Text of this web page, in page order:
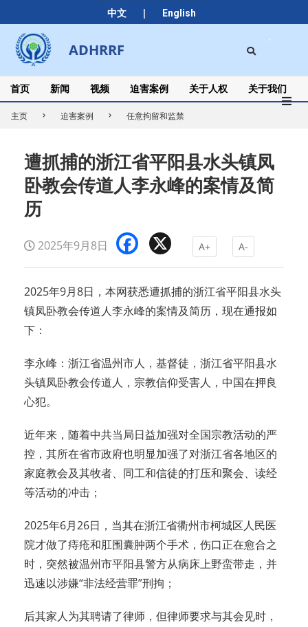
中文 | English
to
content
ADHRRF
Secondary
Navigation
Menu
首页 新闻 视频 迫害案例 关于人权 关于我们
主页 迫害案例 任意拘留和监禁
遭抓捕的浙江省平阳县水头镇凤
卧教会传道人李永峰的案情及简
历
2025年9月8日 Facebook A+ A-
2025年9月8日，本网获悉遭抓捕的浙江省平阳县水头
镇凤卧教会传道人李永峰的案情及简历，现在通报如
下：
李永峰：浙江省温州市人，基督徒，浙江省平阳县水
头镇凤卧教会传道人，宗教信仰受害人，中国在押良
心犯。
近年来，随着中共当局日益加强对全国宗教活动的严
控，其所在省市政府也明显加强了对浙江省各地区的
家庭教会及其牧者、同工和信徒的打压和聚会、读经
等活动的冲击；
2025年6月26日，当其在浙江省衢州市柯城区人民医
院才做了痔疮和肛围囊肿两个手术，伤口正在愈合之
时，突然被温州市平阳县警方从病床上野蛮带走，并
迅速以涉嫌“非法经营罪”刑拘；
后其家人为其聘请了律师，但律师要求与其会见时，